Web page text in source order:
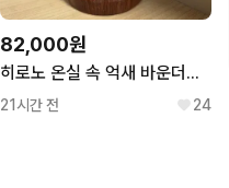
82,000원
히로노 온실 속 억새 바운더리 시크릿 팝마트 피규어
21시간 전 24